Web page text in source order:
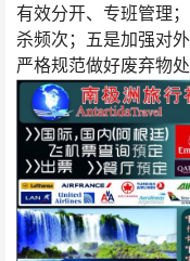
有效分开、专班管理
杀频次；五是加强对
严格规范做好废弃物